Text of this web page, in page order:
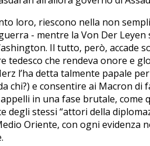
loro, riescono nella non
- mentre la Von Der
Il tutto, però, accade
tedesco che rendeva onore e
l’ha detta talmente papale
chi?) e consentire ai Macron
in una fase brutale, come
degli stessi “attori della
Oriente, con ogni